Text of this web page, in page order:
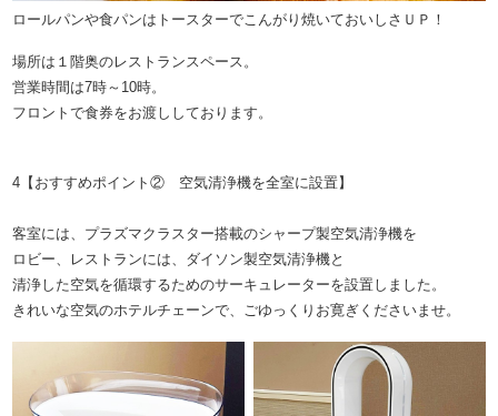
ロールパンや食パンはトースターでこんがり焼いておいしさＵＰ！
場所は１階奥のレストランスペース。
営業時間は7時～10時。
フロントで食券をお渡ししております。
4【おすすめポイント② 空気清浄機を全室に設置】
客室には、プラズマクラスター搭載のシャープ製空気清浄機を
ロビー、レストランには、ダイソン製空気清浄機と
清浄した空気を循環するためのサーキュレーターを設置しました。
きれいな空気のホテルチェーンで、ごゆっくりお寛ぎくださいませ。